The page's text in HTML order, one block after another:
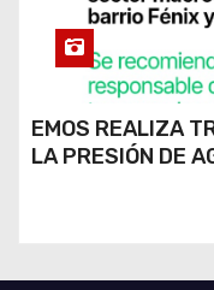
EMOS REALIZA
LA PRESIÓN DE